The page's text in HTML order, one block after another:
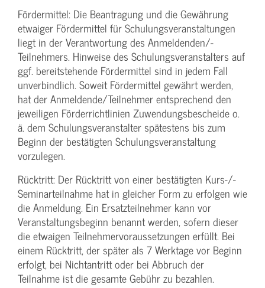
Fördermittel: Die Beantragung und die Gewährung
etwaiger Fördermittel für Schulungs­veranstaltungen
liegt in der Verantwortung des Anmeldenden/­
Teilnehmers. Hinweise des Schulungs­veranstalters auf
ggf. bereitstehende Fördermittel sind in jedem Fall
unverbindlich. Soweit Fördermittel gewährt werden,
hat der Anmeldende/­Teilnehmer entsprechend den
jeweiligen Förderrichtlinien Zuwendungs­bescheide o.
ä. dem Schulungs­veranstalter spätestens bis zum
Beginn der bestätigten Schulungs­veranstaltung
vorzulegen.
Rücktritt: Der Rücktritt von einer bestätigten Kurs-/­
Seminarteilnahme hat in gleicher Form zu erfolgen wie
die Anmeldung. Ein Ersatzteilnehmer kann vor
Veranstaltungs­beginn benannt werden, sofern dieser
die etwaigen Teilnehmer­voraussetzungen erfüllt. Bei
einem Rücktritt, der später als 7 Werktage vor Beginn
erfolgt, bei Nichtantritt oder bei Abbruch der
Teilnahme ist die gesamte Gebühr zu bezahlen.